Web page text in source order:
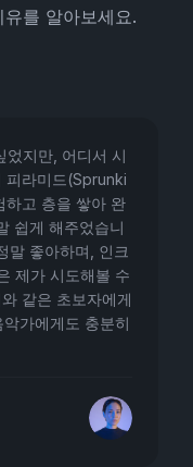
를 알아보세요.
었지만, 어디서 시
피라미드(Sprunki
고 층을 쌓아 완
쉽게 해주었습니
말 좋아하며, 인크
제가 시도해볼 수
같은 초보자에게
가에게도 충분히